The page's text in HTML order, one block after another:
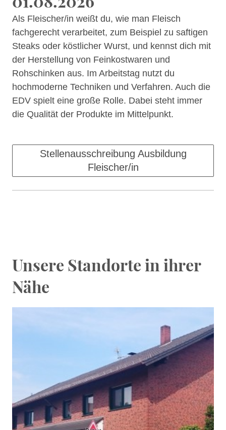
Als Fleischer/in weißt du, wie man Fleisch
fachgerecht verarbeitet, zum Beispiel zu saftigen
Steaks oder köstlicher Wurst, und kennst dich mit
der Herstellung von Feinkostwaren und
Rohschinken aus. Im Arbeitstag nutzt du
hochmoderne Techniken und Verfahren. Auch die
EDV spielt eine große Rolle. Dabei steht immer
die Qualität der Produkte im Mittelpunkt.
Stellenausschreibung Ausbildung
Fleischer/in
Unsere Standorte in ihrer
Nähe